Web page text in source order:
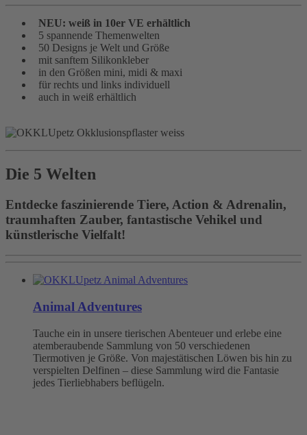
NEU: weiß in 10er VE erhältlich
5 spannende Themenwelten
50 Designs je Welt und Größe
mit sanftem Silikonkleber
in den Größen mini, midi & maxi
für rechts und links individuell
auch in weiß erhältlich
Die 5 Welten
Entdecke faszinierende Tiere, Action & Adrenalin,
traumhaften Zauber, fantastische Vehikel und
künstlerische Vielfalt!
Animal Adventures
Tauche ein in unsere tierischen Abenteuer und erlebe eine
atemberaubende Sammlung von 50 verschiedenen
Tiermotiven je Größe. Von majestätischen Löwen bis hin zu
verspielten Delfinen – diese Sammlung wird die Fantasie
jedes Tierliebhabers beflügeln.